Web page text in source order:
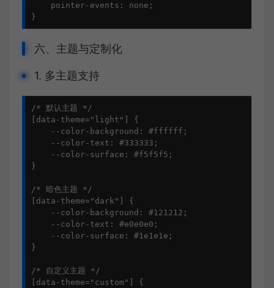
    pointer-events: none;
}
六、主题与定制化
1. 多主题支持
/* 默认主题 */
[data-theme="light"] {
    --color-background: #ffffff;
    --color-text: #333333;
    --color-surface: #f5f5f5;
}
/* 暗色主题 */
[data-theme="dark"] {
    --color-background: #121212;
    --color-text: #e0e0e0;
    --color-surface: #1e1e1e;
}
/* 自定义主题 */
[data-theme="custom"] {